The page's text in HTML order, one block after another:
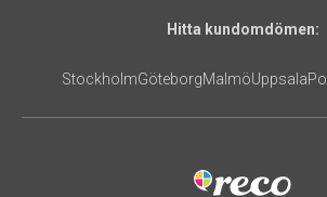
Hitta kundomdömen:
StockholmGöteborgMalmöUppsala